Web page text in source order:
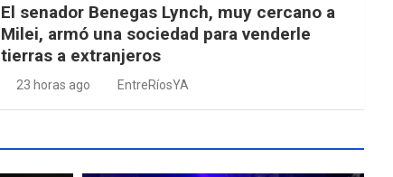
El senador Benegas Lynch, muy cercano a
Milei, armó una sociedad para venderle
tierras a extranjeros
23 horas ago EntreRíosYA